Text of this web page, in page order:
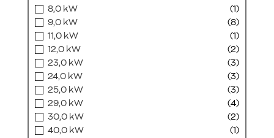
8,0 kW
(1)
9,0 kW
(8)
11,0 kW
(1)
12,0 kW
(2)
23,0 kW
(3)
24,0 kW
(3)
25,0 kW
(3)
29,0 kW
(4)
30,0 kW
(2)
40,0 kW
(1)